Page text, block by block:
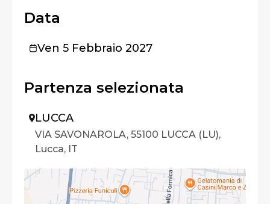
Data
Ven 5 Febbraio 2027
Partenza selezionata
LUCCA
VIA SAVONAROLA, 55100 LUCCA (LU),
Lucca, IT